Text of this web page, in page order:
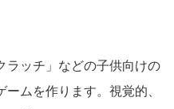
ラッチ」などの子供向けの
ムを作ります。視覚的、